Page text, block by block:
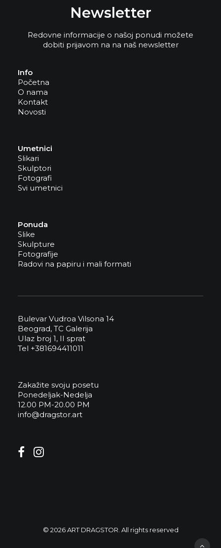
Newsletter
Redovne informacije o našoj ponudi možete
dobiti prijavom na na naš newsletter
Info
Početna
O nama
Kontakt
Novosti
Umetnici
Slikari
Skulptori
Fotografi
Svi umetnici
Ponuda
Slike
Skulpture
Fotografije
Radovi na papiru i mali formati
Bulevar Vudroa Vilsona 14
Beograd, TC Galerija
Ulaz broj 1, II sprat
Tel +381694411011
Zakažite svoju posetu
Ponedeljak-Nedelja
12.00 PM-20.00 PM
info@dragstor.art
© 2026 ART DRAGSTOR. All rights reserved